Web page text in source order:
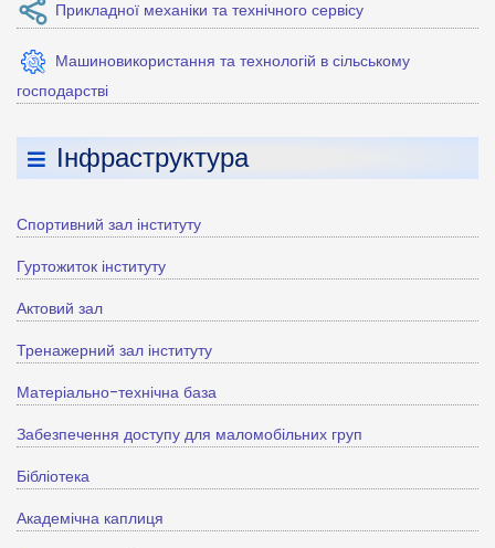
Прикладної механіки та технічного сервісу
Машиновикористання та технологій в сільському
господарстві
Інфраструктура
Спортивний зал інституту
Гуртожиток інституту
Актовий зал
Тренажерний зал інституту
Матеріально-технічна база
Забезпечення доступу для маломобільних груп
Бібліотека
Академічна каплиця